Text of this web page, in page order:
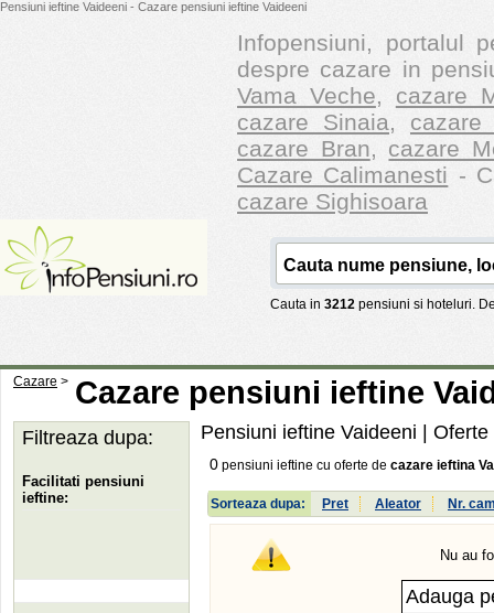
Pensiuni ieftine Vaideeni - Cazare pensiuni ieftine Vaideeni
Infopensiuni, portalul
despre cazare in
Vama Veche, cazare
cazare Sinaia, cazare
cazare Bran, cazare
Cazare Calimanesti -
cazare Sighisoara
Cauta in 3212 pensiuni si hoteluri.
Cazare > Cazare pensiuni ieftine
Pensiuni ieftine Vaideeni |
0 pensiuni ieftine cu oferte de cazare ieftina
Sorteaza dupa: Pret Aleator Nr.
Nu au
Filtreaza dupa:
Facilitati pensiuni
ieftine: